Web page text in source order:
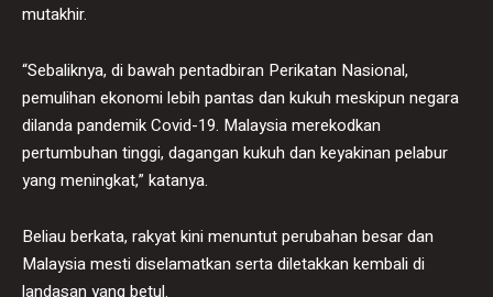
mutakhir.
“Sebaliknya, di bawah pentadbiran Perikatan Nasional,
pemulihan ekonomi lebih pantas dan kukuh meskipun negara
dilanda pandemik Covid-19. Malaysia merekodkan
pertumbuhan tinggi, dagangan kukuh dan keyakinan pelabur
yang meningkat,” katanya.
Beliau berkata, rakyat kini menuntut perubahan besar dan
Malaysia mesti diselamatkan serta diletakkan kembali di
landasan yang betul.